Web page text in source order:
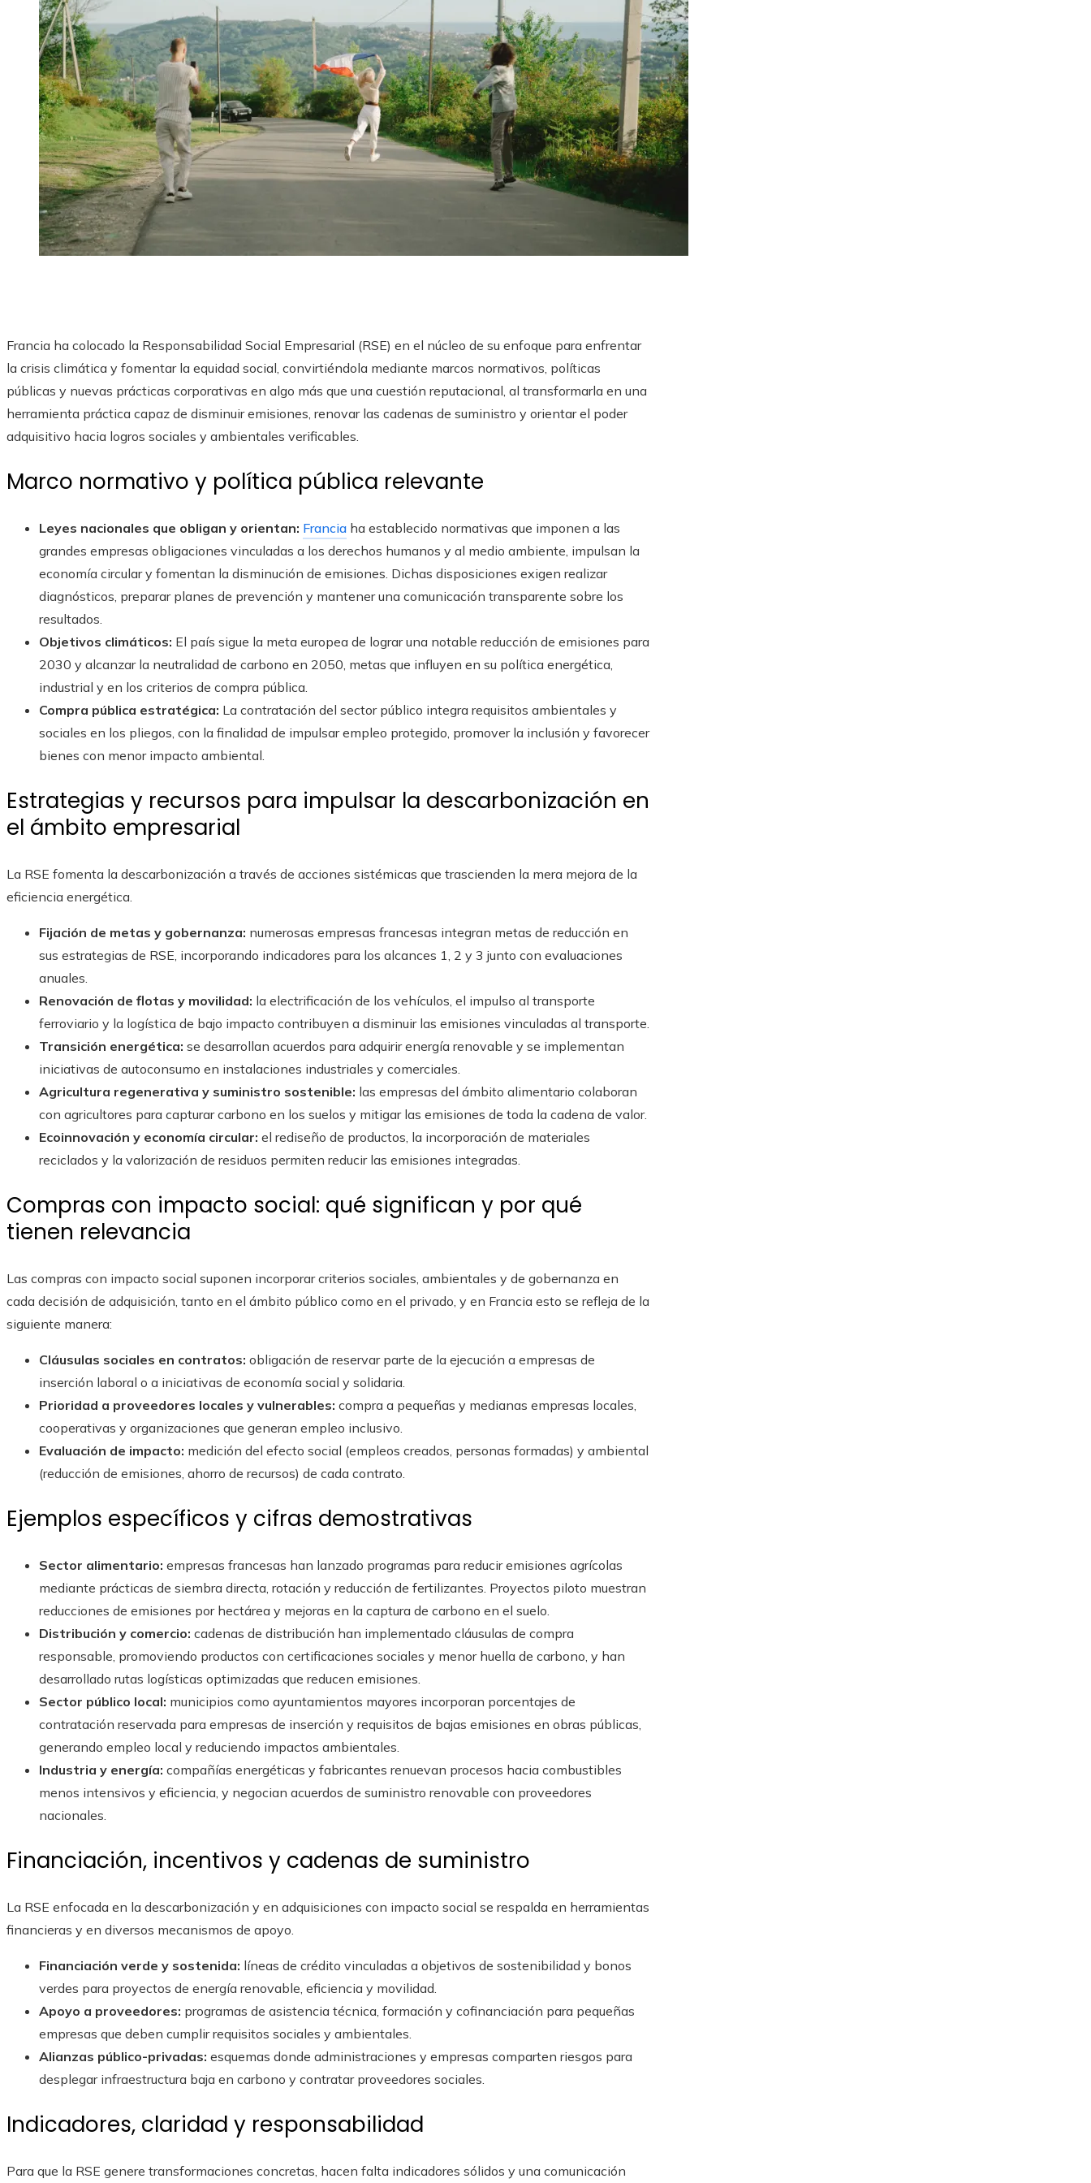
Francia ha colocado la Responsabilidad Social Empresarial (RSE) en el núcleo de su enfoque para enfrentar
la crisis climática y fomentar la equidad social, convirtiéndola mediante marcos normativos, políticas
públicas y nuevas prácticas corporativas en algo más que una cuestión reputacional, al transformarla en una
herramienta práctica capaz de disminuir emisiones, renovar las cadenas de suministro y orientar el poder
adquisitivo hacia logros sociales y ambientales verificables.
Marco normativo y política pública relevante
Leyes nacionales que obligan y orientan: Francia ha establecido normativas que imponen a las
grandes empresas obligaciones vinculadas a los derechos humanos y al medio ambiente, impulsan la
economía circular y fomentan la disminución de emisiones. Dichas disposiciones exigen realizar
diagnósticos, preparar planes de prevención y mantener una comunicación transparente sobre los
resultados.
Objetivos climáticos: El país sigue la meta europea de lograr una notable reducción de emisiones para
2030 y alcanzar la neutralidad de carbono en 2050, metas que influyen en su política energética,
industrial y en los criterios de compra pública.
Compra pública estratégica: La contratación del sector público integra requisitos ambientales y
sociales en los pliegos, con la finalidad de impulsar empleo protegido, promover la inclusión y favorecer
bienes con menor impacto ambiental.
Estrategias y recursos para impulsar la descarbonización en
el ámbito empresarial
La RSE fomenta la descarbonización a través de acciones sistémicas que trascienden la mera mejora de la
eficiencia energética.
Fijación de metas y gobernanza: numerosas empresas francesas integran metas de reducción en
sus estrategias de RSE, incorporando indicadores para los alcances 1, 2 y 3 junto con evaluaciones
anuales.
Renovación de flotas y movilidad: la electrificación de los vehículos, el impulso al transporte
ferroviario y la logística de bajo impacto contribuyen a disminuir las emisiones vinculadas al transporte.
Transición energética: se desarrollan acuerdos para adquirir energía renovable y se implementan
iniciativas de autoconsumo en instalaciones industriales y comerciales.
Agricultura regenerativa y suministro sostenible: las empresas del ámbito alimentario colaboran
con agricultores para capturar carbono en los suelos y mitigar las emisiones de toda la cadena de valor.
Ecoinnovación y economía circular: el rediseño de productos, la incorporación de materiales
reciclados y la valorización de residuos permiten reducir las emisiones integradas.
Compras con impacto social: qué significan y por qué
tienen relevancia
Las compras con impacto social suponen incorporar criterios sociales, ambientales y de gobernanza en
cada decisión de adquisición, tanto en el ámbito público como en el privado, y en Francia esto se refleja de la
siguiente manera:
Cláusulas sociales en contratos: obligación de reservar parte de la ejecución a empresas de
inserción laboral o a iniciativas de economía social y solidaria.
Prioridad a proveedores locales y vulnerables: compra a pequeñas y medianas empresas locales,
cooperativas y organizaciones que generan empleo inclusivo.
Evaluación de impacto: medición del efecto social (empleos creados, personas formadas) y ambiental
(reducción de emisiones, ahorro de recursos) de cada contrato.
Ejemplos específicos y cifras demostrativas
Sector alimentario: empresas francesas han lanzado programas para reducir emisiones agrícolas
mediante prácticas de siembra directa, rotación y reducción de fertilizantes. Proyectos piloto muestran
reducciones de emisiones por hectárea y mejoras en la captura de carbono en el suelo.
Distribución y comercio: cadenas de distribución han implementado cláusulas de compra
responsable, promoviendo productos con certificaciones sociales y menor huella de carbono, y han
desarrollado rutas logísticas optimizadas que reducen emisiones.
Sector público local: municipios como ayuntamientos mayores incorporan porcentajes de
contratación reservada para empresas de inserción y requisitos de bajas emisiones en obras públicas,
generando empleo local y reduciendo impactos ambientales.
Industria y energía: compañías energéticas y fabricantes renuevan procesos hacia combustibles
menos intensivos y eficiencia, y negocian acuerdos de suministro renovable con proveedores
nacionales.
Financiación, incentivos y cadenas de suministro
La RSE enfocada en la descarbonización y en adquisiciones con impacto social se respalda en herramientas
financieras y en diversos mecanismos de apoyo.
Financiación verde y sostenida: líneas de crédito vinculadas a objetivos de sostenibilidad y bonos
verdes para proyectos de energía renovable, eficiencia y movilidad.
Apoyo a proveedores: programas de asistencia técnica, formación y cofinanciación para pequeñas
empresas que deben cumplir requisitos sociales y ambientales.
Alianzas público-privadas: esquemas donde administraciones y empresas comparten riesgos para
desplegar infraestructura baja en carbono y contratar proveedores sociales.
Indicadores, claridad y responsabilidad
Para que la RSE genere transformaciones concretas, hacen falta indicadores sólidos y una comunicación